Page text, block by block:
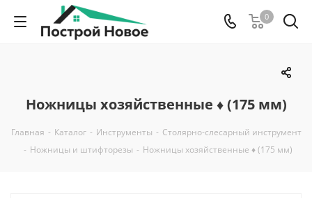
0
Ножницы хозяйственные ♦ (175 мм)
Главная - Каталог - Инструменты - Столярно-слесарный инструмент
- Ножницы и штифторезы - Ножницы хозяйственные ♦ (175 мм)